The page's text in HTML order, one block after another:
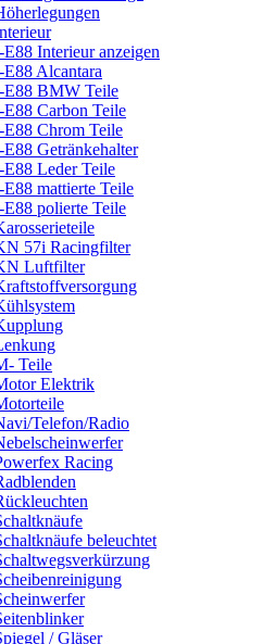
Interieur anzeigen
E88 Alcantara
E88 BMW Teile
E88 Carbon Teile
E88 Chrom Teile
E88 Getränkehalter
E88 Leder Teile
E88 mattierte Teile
E88 polierte Teile
57i Racingfilter
Luftfilter
Teile
Elektrik
Telefon/Radio
Racing
beleuchtet
/ Gläser